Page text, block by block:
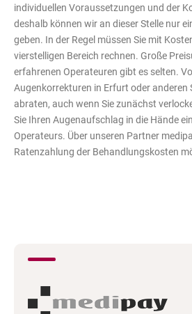
individuellen Voraussetzungen und der
deshalb können wir an dieser Stelle nur
geben. In der Regel müssen Sie mit
vierstelligen Bereich rechnen. Große
erfahrenen Operateuren gibt es selten.
Augenkorrekturen in Erfurt oder anderen
abraten, auch wenn Sie zunächst
Sie Ihren Augenaufschlag in die Hände
Operateurs. Über unseren Partner
Ratenzahlung der Behandlungskosten